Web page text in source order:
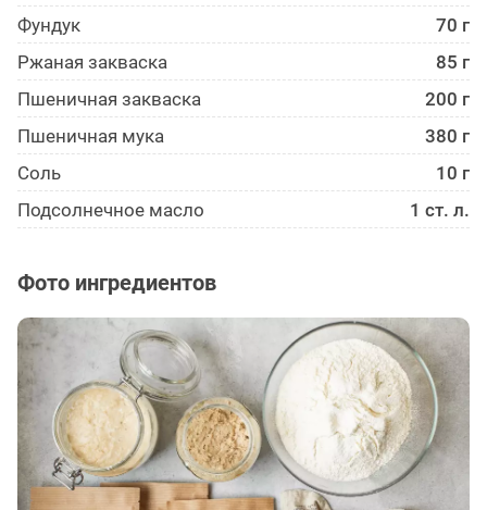
Фундук
70 г
Ржаная закваска
85 г
Пшеничная закваска
200 г
Пшеничная мука
380 г
Соль
10 г
Подсолнечное масло
1 ст. л.
Фото ингредиентов